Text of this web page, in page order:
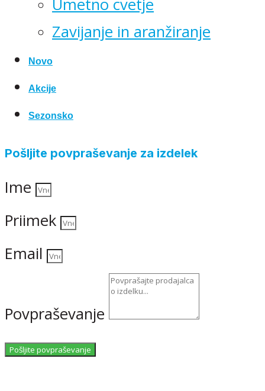
Umetno cvetje
Zavijanje in aranžiranje
Novo
Akcije
Sezonsko
Pošljite povpraševanje za izdelek
Ime
Priimek
Email
Povpraševanje
Pošljite povpraševanje